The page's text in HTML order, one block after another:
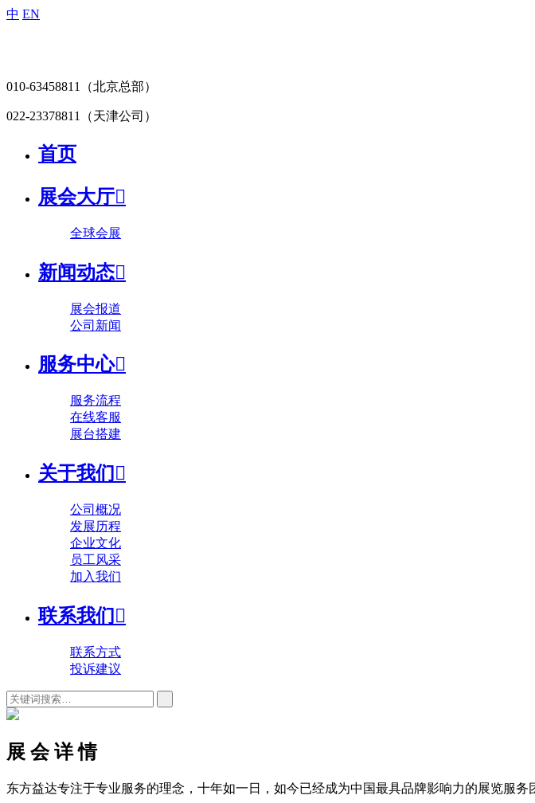
中 EN
010-63458811 （北京总部）
022-23378811 （天津公司）
首页
展会大厅
全球会展
新闻动态
展会报道
公司新闻
服务中心
服务流程
在线客服
展台搭建
关于我们 
公司概况
发展历程
企业文化
员工风采
加入我们
联系我们 
联系方式
投诉建议
展 会 详 情
东方益达专注于专业服务的理念，十年如一日，如今已经成为中国最具品牌影响力的展览服务